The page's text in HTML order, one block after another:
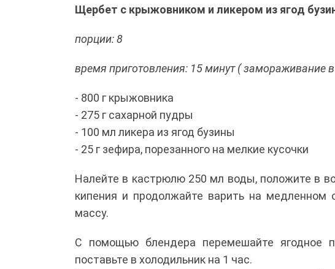
Щербет с крыжовником и ликером из ягод
порции: 8
время приготовления: 15 минут ( замораживание в
- 800 г крыжовника
- 275 г сахарной пудры
- 100 мл ликера из ягод бузины
- 25 г зефира, порезанного на мелкие кусочки
Налейте в кастрюлю 250 мл воды, положите в
кипения и продолжайте варить на
массу.
С помощью блендера перемешайте ягодное
поставьте в холодильник на 1 час.